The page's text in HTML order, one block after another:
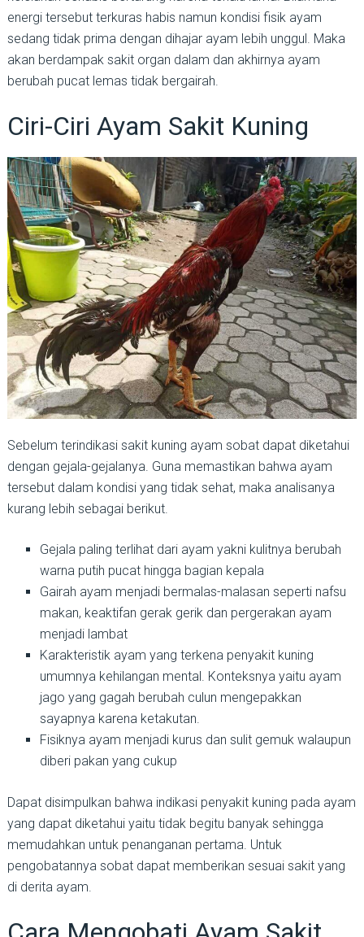
energi tersebut terkuras habis namun kondisi fisik ayam
sedang tidak prima dengan dihajar ayam lebih unggul. Maka
akan berdampak sakit organ dalam dan akhirnya ayam
berubah pucat lemas tidak bergairah.
Ciri-Ciri Ayam Sakit Kuning
Sebelum terindikasi sakit kuning ayam sobat dapat diketahui
dengan gejala-gejalanya. Guna memastikan bahwa ayam
tersebut dalam kondisi yang tidak sehat, maka analisanya
kurang lebih sebagai berikut.
Gejala paling terlihat dari ayam yakni kulitnya berubah
warna putih pucat hingga bagian kepala
Gairah ayam menjadi bermalas-malasan seperti nafsu
makan, keaktifan gerak gerik dan pergerakan ayam
menjadi lambat
Karakteristik ayam yang terkena penyakit kuning
umumnya kehilangan mental. Konteksnya yaitu ayam
jago yang gagah berubah culun mengepakkan
sayapnya karena ketakutan.
Fisiknya ayam menjadi kurus dan sulit gemuk walaupun
diberi pakan yang cukup
Dapat disimpulkan bahwa indikasi penyakit kuning pada ayam
yang dapat diketahui yaitu tidak begitu banyak sehingga
memudahkan untuk penanganan pertama. Untuk
pengobatannya sobat dapat memberikan sesuai sakit yang
di derita ayam.